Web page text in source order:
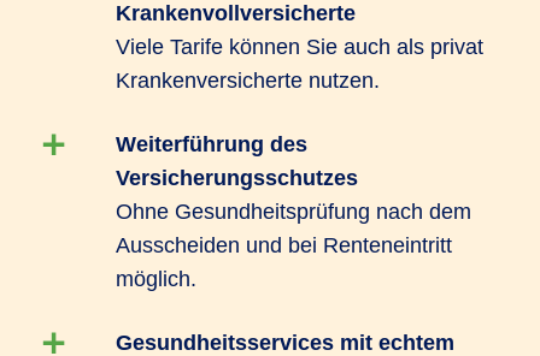
Zahnvorsorge aus.
Krankenvollversicherte
Viele Tarife können Sie auch als privat
Krankenversicherte nutzen.
Weiterführung des
Versicherungsschutzes
Ohne Gesundheitsprüfung nach dem
Ausscheiden und bei Renteneintritt
möglich.
Gesundheitsservices mit echtem